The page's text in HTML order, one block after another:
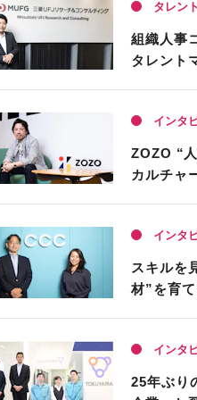
タレン
組織人事
タレント
インタ
ZOZO “
カルチャ
インタ
スキルを
材”を育
インタ
25年ぶり